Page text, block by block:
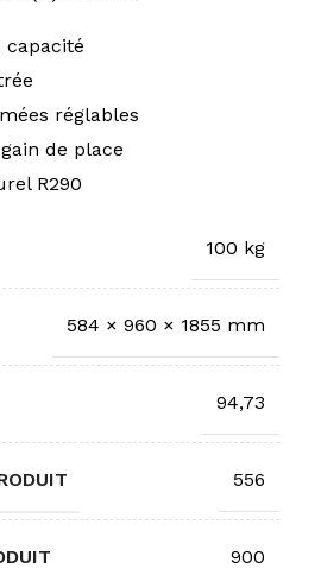
réglables
de place
R290
100 kg
584 × 960 × 1855 mm
94,73
556
900